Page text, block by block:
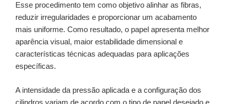
Esse procedimento tem como objetivo alinhar as fibras,
reduzir irregularidades e proporcionar um acabamento
mais uniforme. Como resultado, o papel apresenta melhor
aparência visual, maior estabilidade dimensional e
características técnicas adequadas para aplicações
específicas.
A intensidade da pressão aplicada e a configuração dos
cilindros variam de acordo com o tipo de papel desejado e